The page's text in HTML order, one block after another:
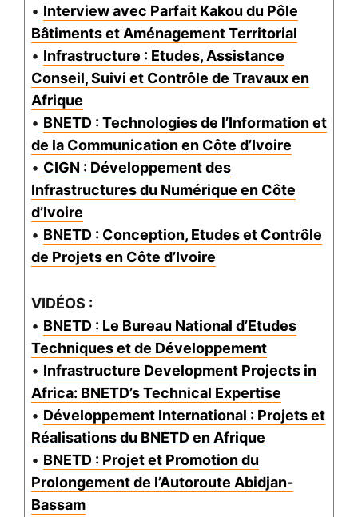
• Interview avec Parfait Kakou du Pôle
Bâtiments et Aménagement Territorial
• Infrastructure : Etudes, Assistance
Conseil, Suivi et Contrôle de Travaux en
Afrique
• BNETD : Technologies de l’Information et
de la Communication en Côte d’Ivoire
• CIGN : Développement des
Infrastructures du Numérique en Côte
d’Ivoire
• BNETD : Conception, Etudes et Contrôle
de Projets en Côte d’Ivoire
VIDÉOS :
• BNETD : Le Bureau National d’Etudes
Techniques et de Développement
• Infrastructure Development Projects in
Africa: BNETD’s Technical Expertise
• Développement International : Projets et
Réalisations du BNETD en Afrique
• BNETD : Projet et Promotion du
Prolongement de l’Autoroute Abidjan-
Bassam